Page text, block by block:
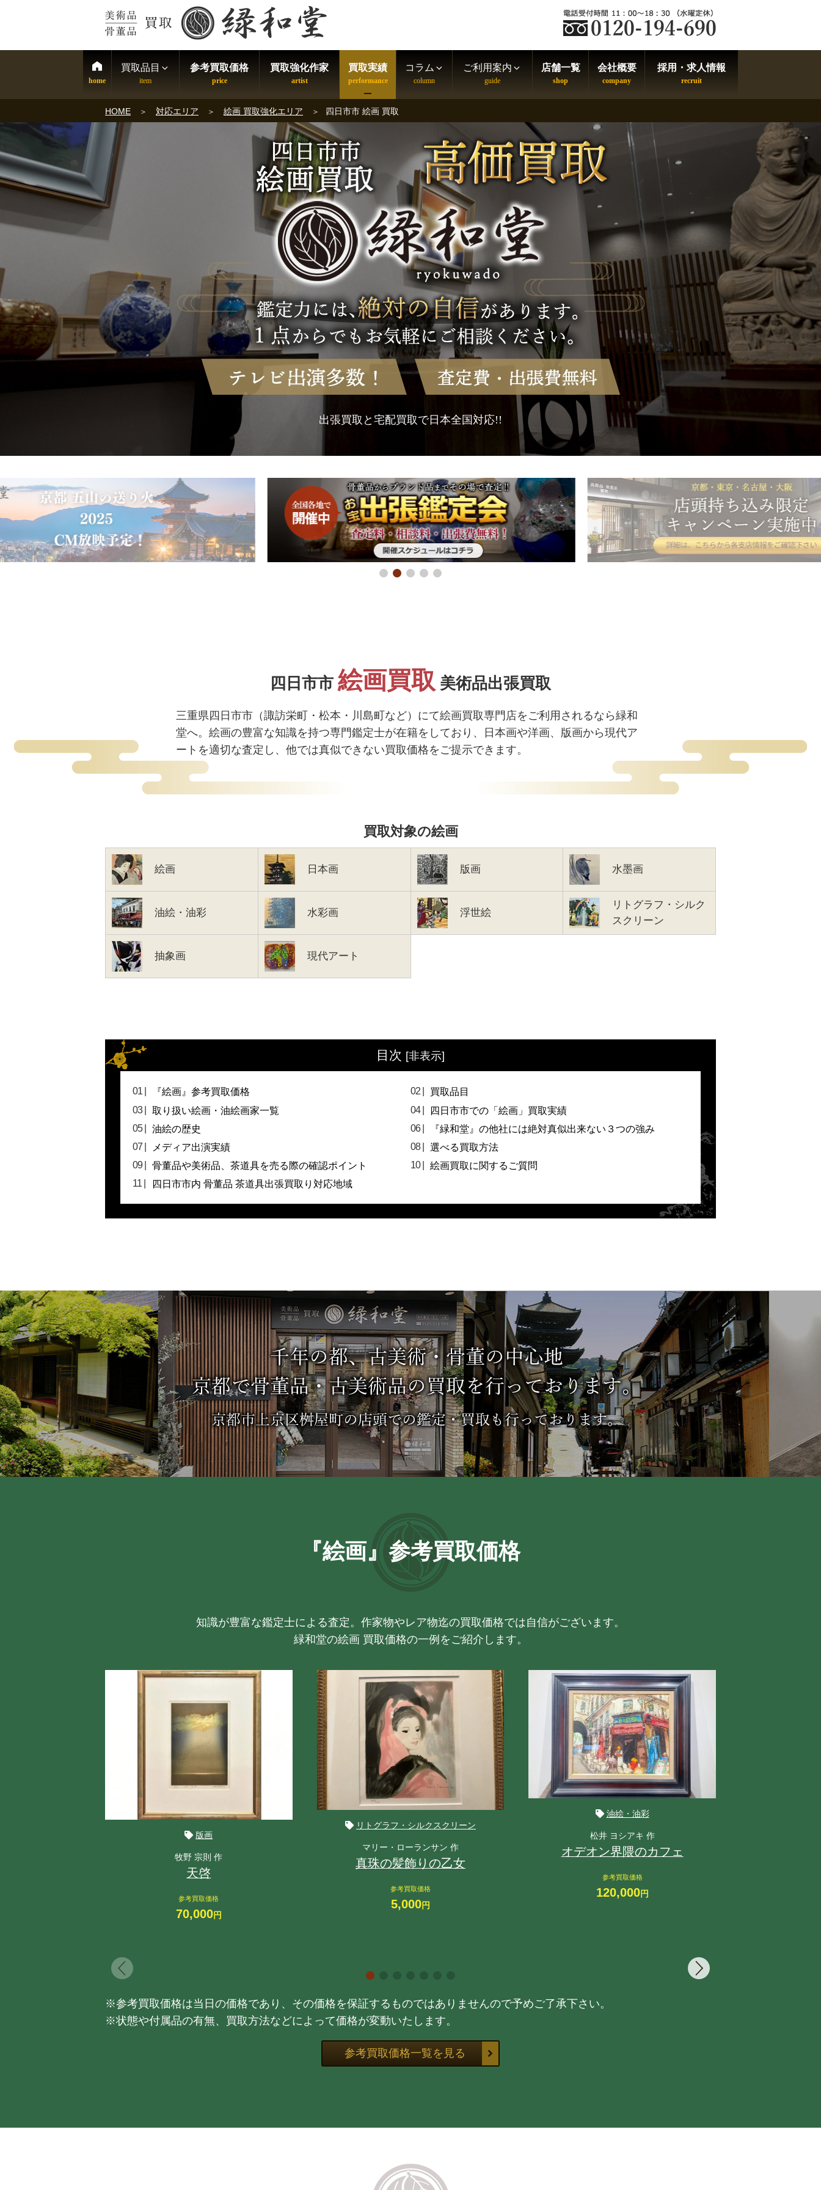
買取品目 参考買取価格 買取強化作家 買取実績 コラム ご利用案内 店舗一覧 会社概要 採用・求人情報
HOME 対応エリア 絵画 買取強化エリア 四日市市 絵画 買取
出張買取と宅配買取で日本全国対応!!
四日市市 絵画買取 美術品出張買取
三重県四日市市（諏訪栄町・松本・川島町など）にて絵画買取専門店をご利用されるなら緑和
堂へ。絵画の豊富な知識を持つ専門鑑定士が在籍をしており、日本画や洋画、版画から現代ア
ートを適切な査定し、他では真似できない買取価格をご提示できます。
買取対象の絵画
絵画 日本画 版画 水墨画
油絵・油彩 水彩画 浮世絵
リトグラフ・シルク
スクリーン
抽象画 現代アート
目次 [非表示]
『絵画』参考買取価格
買取品目
取り扱い絵画・油絵画家一覧
四日市市での「絵画」買取実績
油絵の歴史
『緑和堂』の他社には絶対真似出来ない３つの強み
メディア出演実績
選べる買取方法
骨董品や美術品、茶道具を売る際の確認ポイント
絵画買取に関するご質問
四日市市内 骨董品 茶道具出張買取り対応地域
『絵画』参考買取価格
知識が豊富な鑑定士による査定。作家物やレア物迄の買取価格では自信がございます。
緑和堂の絵画 買取価格の一例をご紹介します。
版画
牧野 宗則 作
天啓
参考買取価格
70,000円
リトグラフ・シルクスクリーン
マリー・ローランサン 作
真珠の髪飾りの乙女
参考買取価格
5,000円
油絵・油彩
松井 ヨシアキ 作
オデオン界隈のカフェ
参考買取価格
120,000円
※参考買取価格は当日の価格であり、その価格を保証するものではありませんので予めご了承下さい。
※状態や付属品の有無、買取方法などによって価格が変動いたします。
参考買取価格一覧を見る